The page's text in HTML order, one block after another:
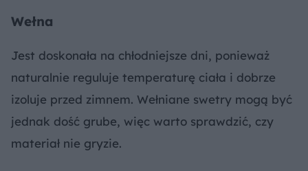
Wełna
Jest doskonała na chłodniejsze dni, ponieważ
naturalnie reguluje temperaturę ciała i dobrze
izoluje przed zimnem. Wełniane swetry mogą być
jednak dość grube, więc warto sprawdzić, czy
materiał nie gryzie.